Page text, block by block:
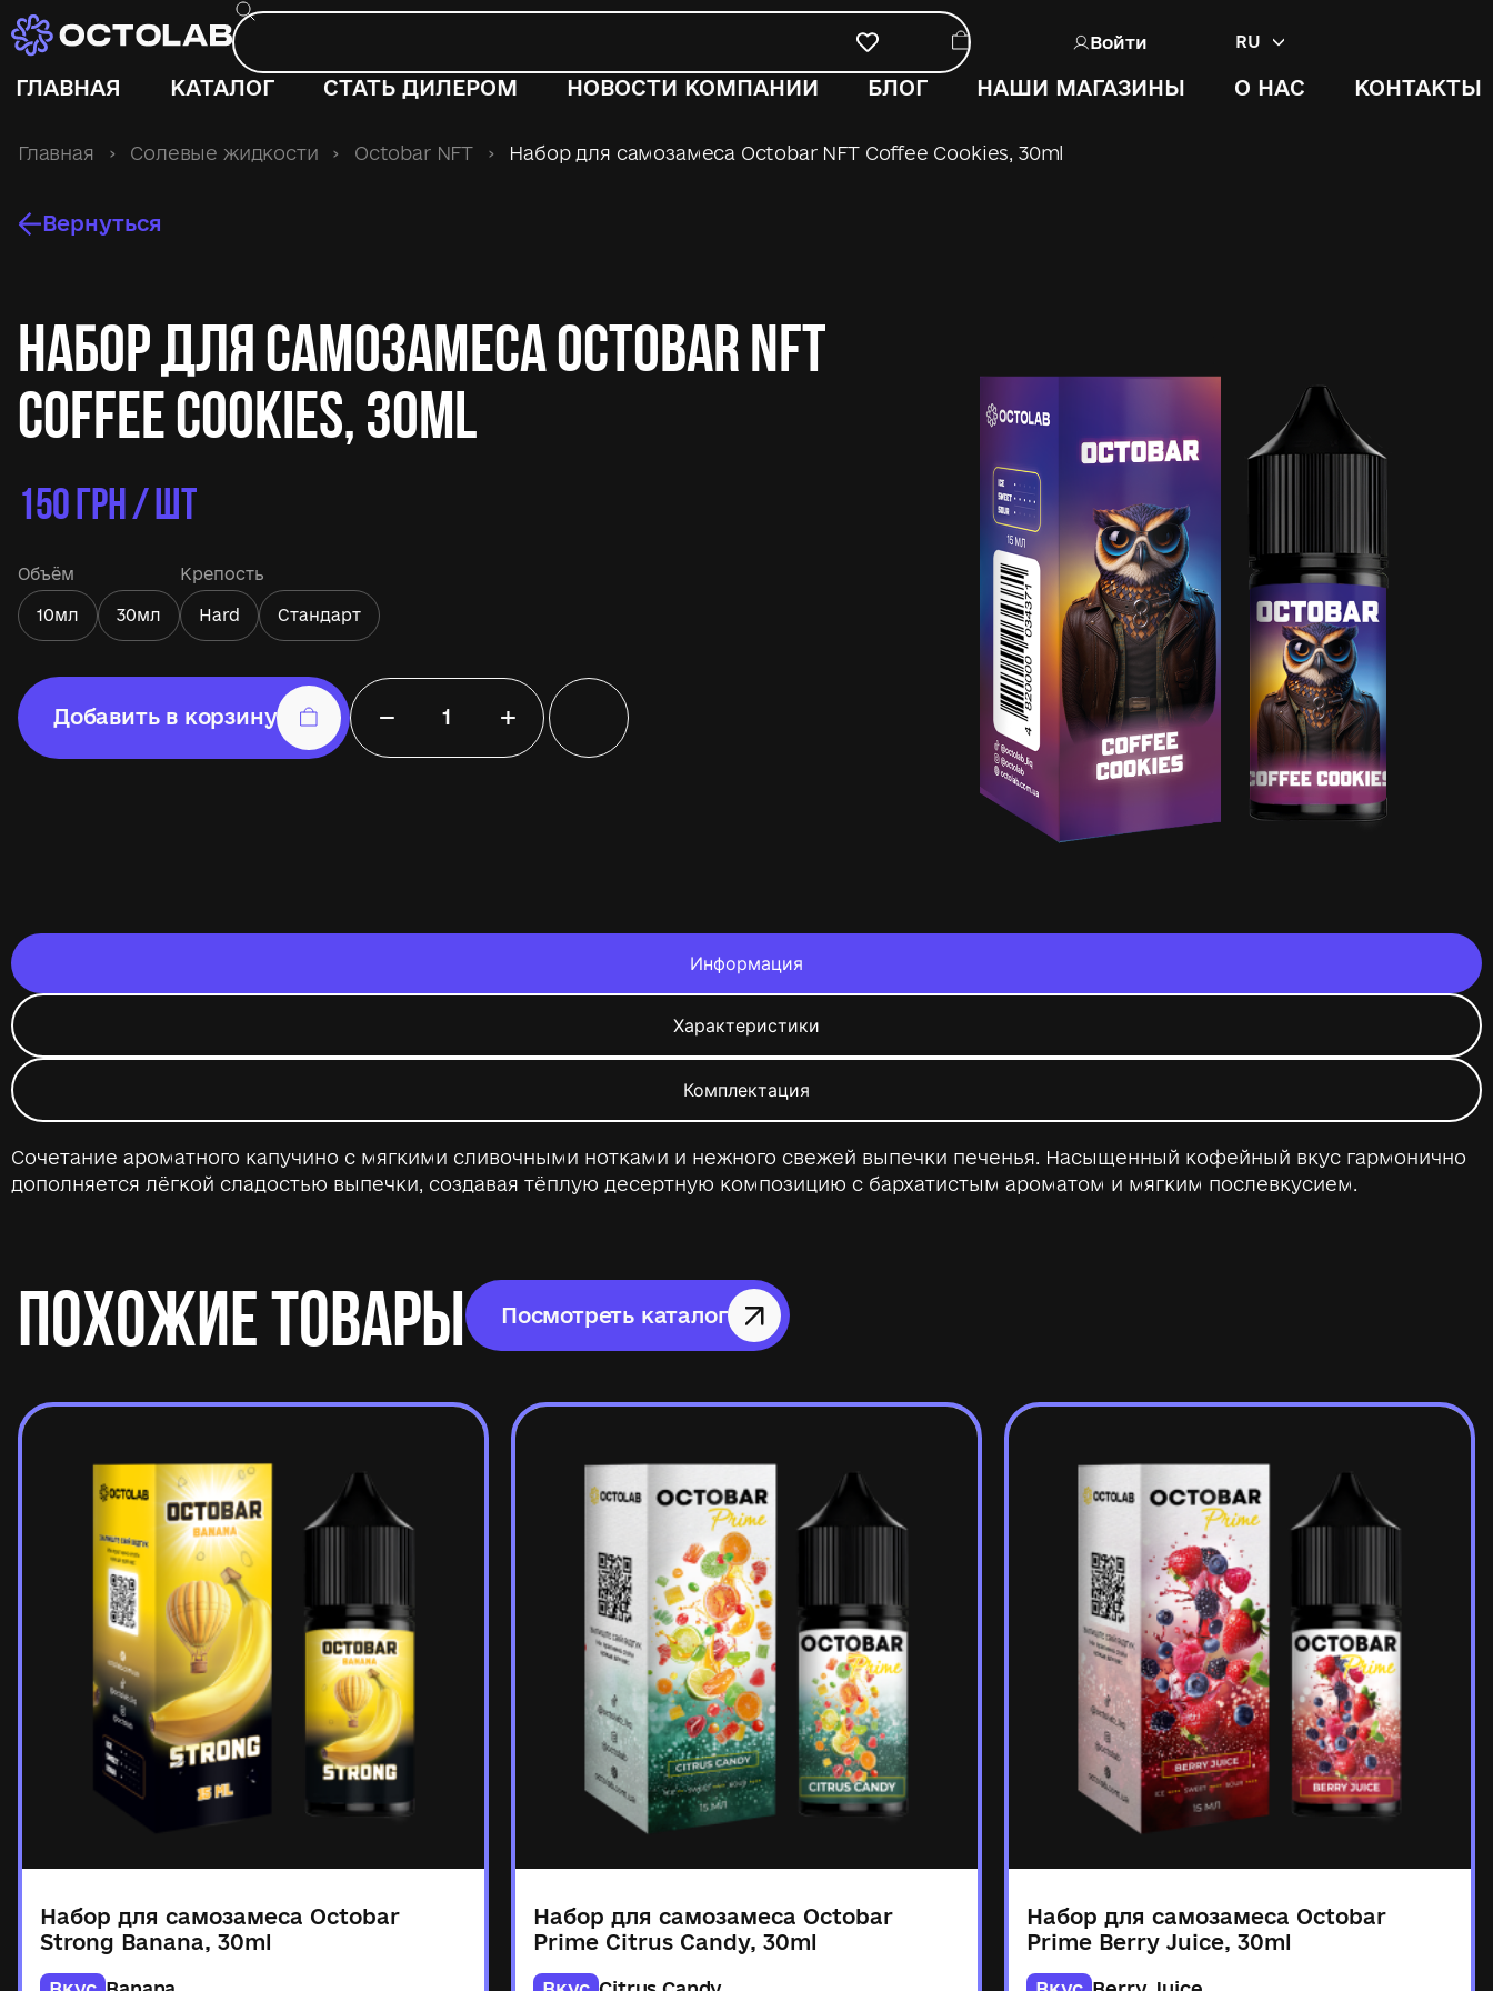
Войти RU
ГЛАВНАЯ КАТАЛОГ СТАТЬ ДИЛЕРОМ НОВОСТИ КОМПАНИИ БЛОГ НАШИ МАГАЗИНЫ О НАС КОНТАКТЫ
Главная › Солевые жидкости › Octobar NFT › Набор для самозамеса Octobar NFT Coffee Cookies, 30ml
Вернуться
Набор для самозамеса Octobar NFT
Coffee Cookies, 30ml
150ГРН / ШТ
Объём
10мл 30мл
Крепость
Hard Стандарт
− +
Добавить в корзину
Информация
Характеристики
Комплектация
Сочетание ароматного капучино с мягкими сливочными нотками и нежного свежей выпечки печенья. Насыщенный кофейный вкус гармонично
дополняется лёгкой сладостью выпечки, создавая тёплую десертную композицию с бархатистым ароматом и мягким послевкусием.
ПОХОЖИЕ ТОВАРЫ Посмотреть каталог
Набор для самозамеса Octobar
Strong Banana, 30ml
Набор для самозамеса Octobar
Prime Citrus Candy, 30ml
Набор для самозамеса Octobar
Prime Berry Juice, 30ml